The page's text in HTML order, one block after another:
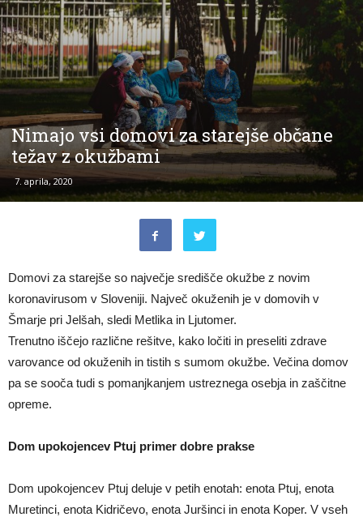
Nimajo vsi domovi za starejše občane
težav z okužbami
7. aprila, 2020
Domovi za starejše so največje središče okužbe z novim
koronavirusom v Sloveniji. Največ okuženih je v domovih v
Šmarje pri Jelšah, sledi Metlika in Ljutomer.
Trenutno iščejo različne rešitve, kako ločiti in preseliti zdrave
varovance od okuženih in tistih s sumom okužbe. Večina domov
pa se sooča tudi s pomanjkanjem ustreznega osebja in zaščitne
opreme.
Dom upokojencev Ptuj primer dobre prakse
Dom upokojencev Ptuj deluje v petih enotah: enota Ptuj, enota
Muretinci, enota Kidričevo, enota Juršinci in enota Koper. V vseh